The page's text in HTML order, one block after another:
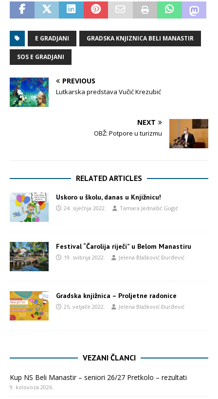
E GRADJANI GRADSKA KNJIZNICA BELI MANASTIR
SOS E GRADJANI
PREVIOUS
Lutkarska predstava Vučić Krezubić
NEXT
OBŽ: Potpore u turizmu
RELATED ARTICLES
Uskoro u školu, danas u Knjižnicu!
24. siječnja 2022. Tamara Jednašić Gugić
Festival “Čarolija riječi” u Belom Manastiru
19. svibnja 2022. Jelena Blašković Đurđević
Gradska knjižnica – Proljetne radonice
25. veljače 2022. Jelena Blašković Đurđević
VEZANI ČLANCI
Kup NS Beli Manastir – seniori 26/27 Pretkolo – rezultati
9. kolovoza 2026.